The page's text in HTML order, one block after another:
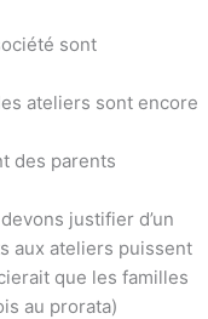
sont
ateliers sont encore
des parents
justifier d’un
aux ateliers puissent
que les familles
au prorata)